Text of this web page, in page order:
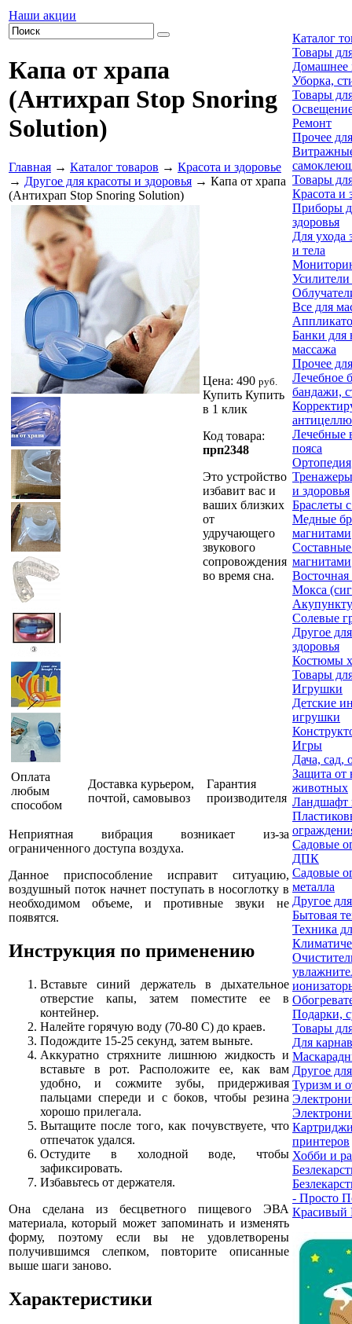
Наши акции
Капа от храпа
(Антихрап Stop Snoring
Solution)
Главная → Каталог товаров → Красота и здоровье
→ Другое для красоты и здоровья → Капа от храпа
(Антихрап Stop Snoring Solution)
Цена: 490 руб.
Купить Купить
в 1 клик
Код товара:
прп2348
Это устройство
избавит вас и
ваших близких
от
удручающего
звукового
сопровождения
во время сна.
Оплата
любым
способом
Доставка курьером,
почтой, самовывоз
Гарантия
производителя
Неприятная вибрация возникает из-за
ограниченного доступа воздуха.
Данное приспособление исправит ситуацию,
воздушный поток начнет поступать в носоглотку в
необходимом объеме, и противные звуки не
появятся.
Инструкция по применению
Вставьте синий держатель в дыхательное
отверстие капы, затем поместите ее в
контейнер.
Налейте горячую воду (70-80 C) до краев.
Подождите 15-25 секунд, затем выньте.
Аккуратно стряхните лишнюю жидкость и
вставьте в рот. Расположите ее, как вам
удобно, и сожмите зубы, придерживая
пальцами спереди и с боков, чтобы резина
хорошо прилегала.
Вытащите после того, как почувствуете, что
отпечаток удался.
Остудите в холодной воде, чтобы
зафиксировать.
Избавьтесь от держателя.
Она сделана из бесцветного пищевого ЭВА
материала, который может запоминать и изменять
форму, поэтому если вы не удовлетворены
получившимся слепком, повторите описанные
выше шаги заново.
Характеристики
Каталог
Товары
Домашнее
Уборка,
Товары
Ремонт
Прочее
Товары
Красота и
Приборы
здоровья
Для ухода
и тела
Усилители
Все для
Банки для
массажа
Прочее
Лечебное
бандажи,
Лечебные
пояса
Ортопедия
и здоровья
Браслеты
Медные
магнитами
магнитами
Мокса
Солевые
Другое
здоровья
Костюмы
Товары
Игрушки
Детские
игрушки
Игры
Дача, сад,
Защита от
животных
Ландшафт
Садовые
ДПК
Садовые
металла
Другое
Бытовая
Техника
Подарки,
Товары
Для
Другое
Туризм и
принтеров
Хобби и
- Просто
Красивый